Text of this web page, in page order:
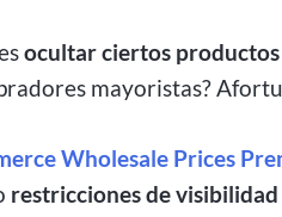
ocultar ciertos
mayoristas?
Wholesale Prices
restricciones de